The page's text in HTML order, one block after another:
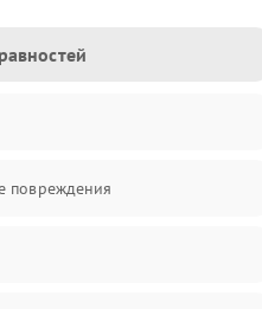
повреждения